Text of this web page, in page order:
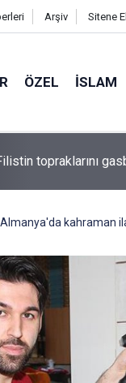
Arşiv Sitene
ÖZEL İSLAM
topraklarını
kahraman